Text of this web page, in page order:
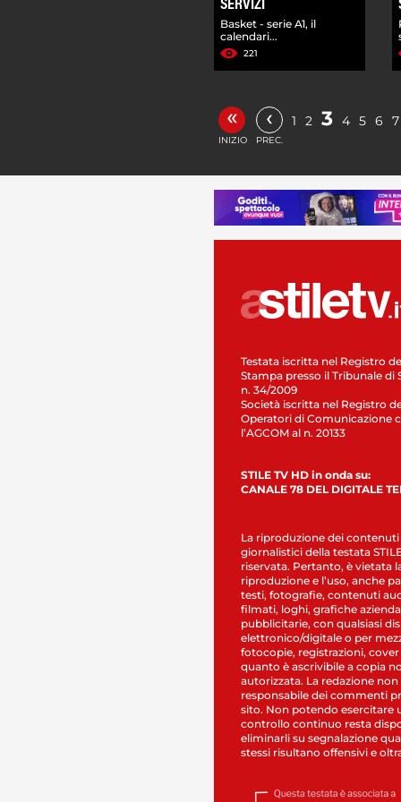
SERVIZI
Basket - serie A1, il
calendari...
221
«
INIZIO
‹
PREC.
1 2 3 4 5 6 7
Testata iscritta nel Registro
Stampa presso il Tribunale di
n. 34/2009
Società iscritta nel Registro
Operatori di Comunicazione
l’AGCOM al n. 20133
STILE TV HD in onda su:
CANALE 78 DEL DIGITALE
La riproduzione dei contenuti
giornalistici della testata
riservata. Pertanto, è vietata
riproduzione e l’uso, anche
testi, fotografie, contenuti
filmati, loghi, grafiche
pubblicitarie, con qualsiasi
elettronico/digitale o per
fotocopie, registrazioni,
quanto è ascrivibile a copia
autorizzata. La redazione non
responsabile dei commenti
sito. Non potendo esercitare
controllo continuo resta
eliminarli su segnalazione
stessi risultano offensivi e